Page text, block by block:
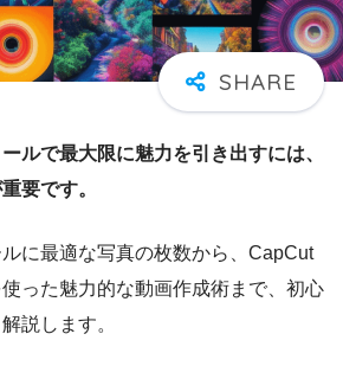
ルで最大限に魅力を引き出すには、
要です。
に最適な写真の枚数から、CapCut
った魅力的な動画作成術まで、初心
説します。